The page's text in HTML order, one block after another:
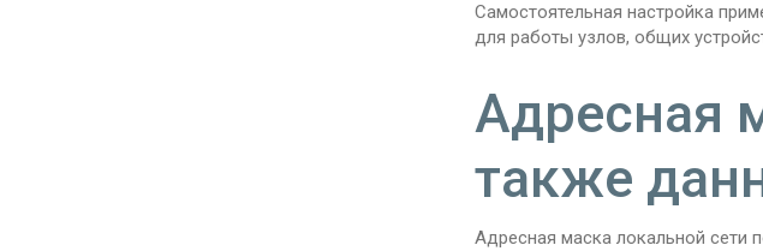
Самостоятельная настройка
для работы узлов, общих
Адресная
также
Адресная маска локальной сети